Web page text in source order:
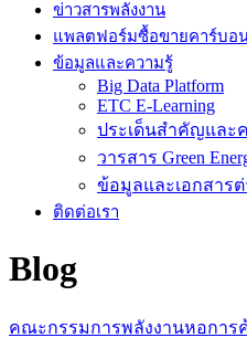
ข่าวสารพลังงาน
แพลตฟอร์มซื้อขายคาร์บอ
ข้อมูลและความรู้
Big Data Platform
ETC E-Learning
ประเด็นสำคัญและ
วารสาร Green
ข้อมูลและเอกสารต่
ติดต่อเรา
Blog
คณะกรรมการพลังงานหอการ